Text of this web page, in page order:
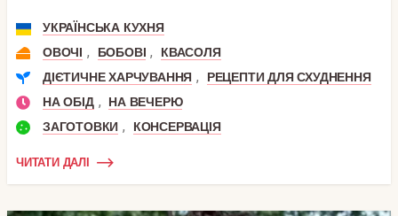
УКРАЇНСЬКА КУХНЯ
ОВОЧІ , БОБОВІ ,
КВАСОЛЯ
ДІЄТИЧНЕ ХАРЧУВАННЯ ,
РЕЦЕПТИ ДЛЯ СХУДНЕННЯ
НА ОБІД ,
НА ВЕЧЕРЮ
ЗАГОТОВКИ , КОНСЕРВАЦІЯ
ЧИТАТИ ДАЛІ